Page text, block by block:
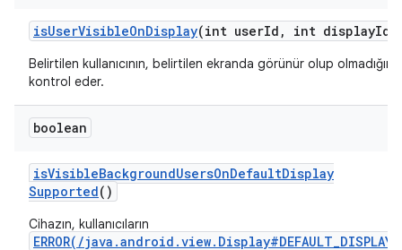
isUserVisibleOnDisplay(int userId , int displayId)
Belirtilen kullanıcının, belirtilen ekranda görünür olup olmadığını
kontrol eder.
boolean
isVisibleBackgroundUsersOnDefaultDisplay
Supported()
Cihazın, kullanıcıların
ERROR(/java.android.view.Display#DEFAULT_DISPLAY)